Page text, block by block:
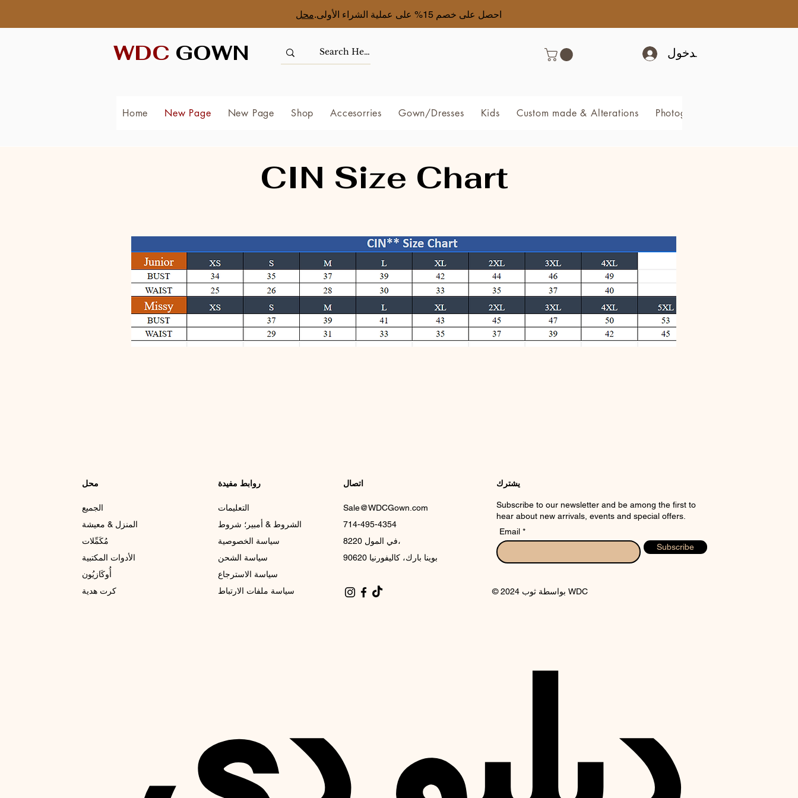
احصل على خصم 15% على عملية الشراء الأولى. محل
WDC GOWN تسجيل الدخول
Home New Page New Page Shop Accesorries Gown/Dresses Kids Custom made & Alterations Photography & Video
CIN Size Chart
محل
الجميع
المنزل & معيشة
مُكَمِّلات
الأدوات المكتبية
أُوكَازيُون
كرت هدية
روابط مفيدة
التعليمات
الشروط & أمبير؛ شروط
سياسة الخصوصية
سياسة الشحن
سياسة الاسترجاع
سياسة ملفات الارتباط
اتصال
Sale@WDCGown.com
714-495-4354
8220 في المول،
بوينا بارك، كاليفورنيا 90620
يشترك
Subscribe to our newsletter and be among the first to
hear about new arrivals, events and special offers.
Email
Subscribe
© 2024 بواسطة ثوب WDC